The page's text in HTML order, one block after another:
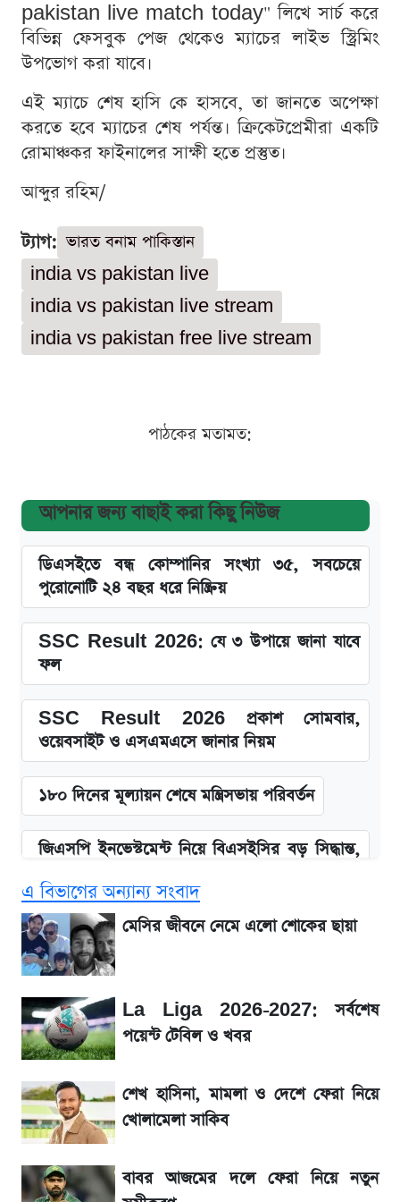
pakistan live match today" লিখে সার্চ করে
বিভিন্ন ফেসবুক পেজ থেকেও ম্যাচের লাইভ স্ট্রিমিং
উপভোগ করা যাবে।
এই ম্যাচে শেষ হাসি কে হাসবে, তা জানতে অপেক্ষা
করতে হবে ম্যাচের শেষ পর্যন্ত। ক্রিকেটপ্রেমীরা একটি
রোমাঞ্চকর ফাইনালের সাক্ষী হতে প্রস্তুত।
আব্দুর রহিম/
ট্যাগ: ভারত বনাম পাকিস্তান
india vs pakistan live
india vs pakistan live stream
india vs pakistan free live stream
পাঠকের মতামত:
আপনার জন্য বাছাই করা কিছু নিউজ
ডিএসইতে বন্ধ কোম্পানির সংখ্যা ৩৫, সবচেয়ে
পুরোনোটি ২৪ বছর ধরে নিষ্ক্রিয়
SSC Result 2026: যে ৩ উপায়ে জানা যাবে
ফল
SSC Result 2026 প্রকাশ সোমবার,
ওয়েবসাইট ও এসএমএসে জানার নিয়ম
১৮০ দিনের মূল্যায়ন শেষে মন্ত্রিসভায় পরিবর্তন
জিএসপি ইনভেস্টমেন্ট নিয়ে বিএসইসির বড় সিদ্ধান্ত,
উত্থান-পতনের দোলাচলে শেয়ারবাজার, লেনদেনের
শীর্ষে যে ১০ কোম্পানি
আগে দেখে নিন, আজকের সোনার নতুন দাম
SSC Result প্রকাশ ১০টায়, নতুন এসএমএস
নম্বরসহ জানুন যেভাবে
SSc Result 2026 তারিখ চূড়ান্ত, স্কুলে ভর্তি
এ বিভাগের অন্যান্য সংবাদ
মেসির জীবনে নেমে এলো শোকের ছায়া
La Liga 2026-2027: সর্বশেষ
পয়েন্ট টেবিল ও খবর
শেখ হাসিনা, মামলা ও দেশে ফেরা নিয়ে
খোলামেলা সাকিব
বাবর আজমের দলে ফেরা নিয়ে নতুন